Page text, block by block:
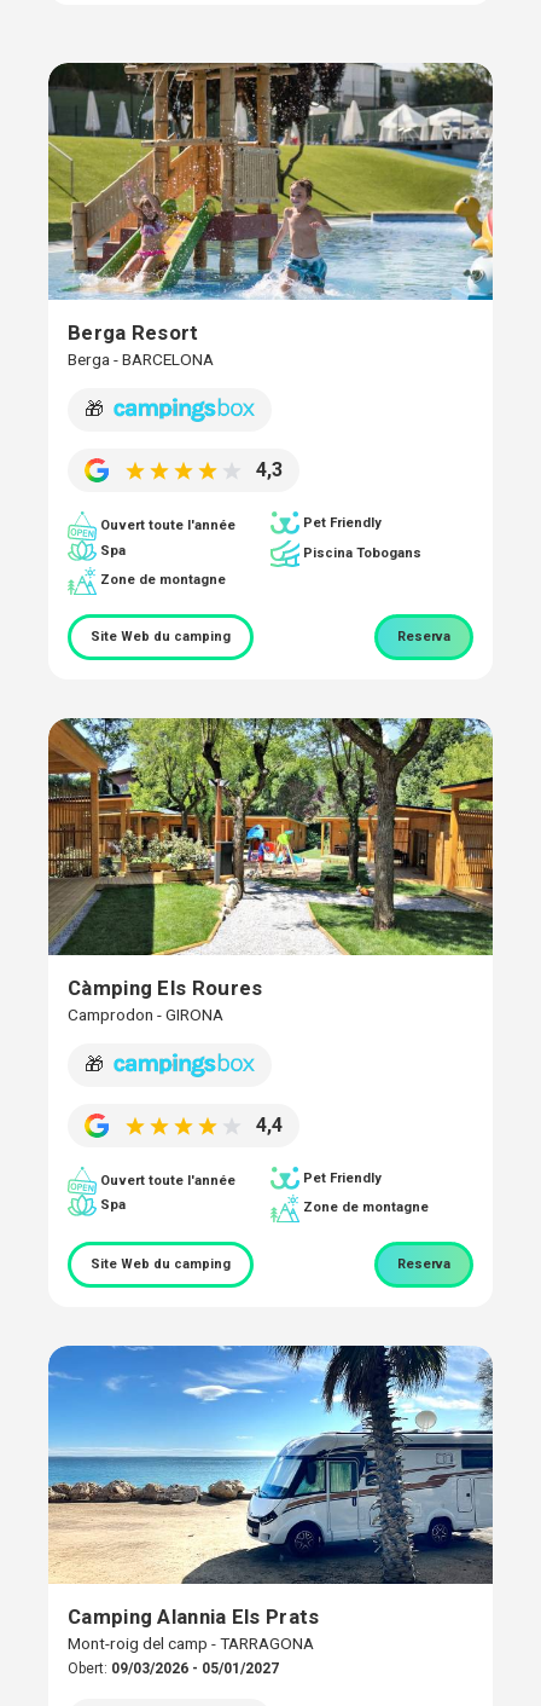
Berga Resort
Berga - BARCELONA
🎁
4,3
Ouvert toute l'année
Pet Friendly
Spa
Piscina Tobogans
Zone de montagne
Site Web du camping Reserva
Càmping Els Roures
Camprodon - GIRONA
🎁
4,4
Ouvert toute l'année
Pet Friendly
Spa
Zone de montagne
Site Web du camping Reserva
Camping Alannia Els Prats
Mont-roig del camp - TARRAGONA
Obert: 09/03/2026 - 05/01/2027